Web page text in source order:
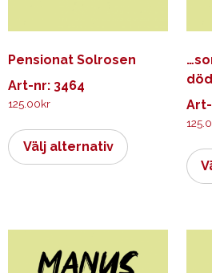
Pensionat Solrosen
Art-nr: 3464
125.00kr
Välj alternativ
här
produkten
olika